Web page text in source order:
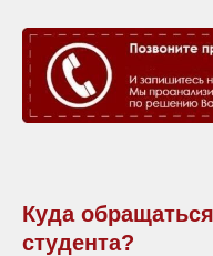
Куда
студента?